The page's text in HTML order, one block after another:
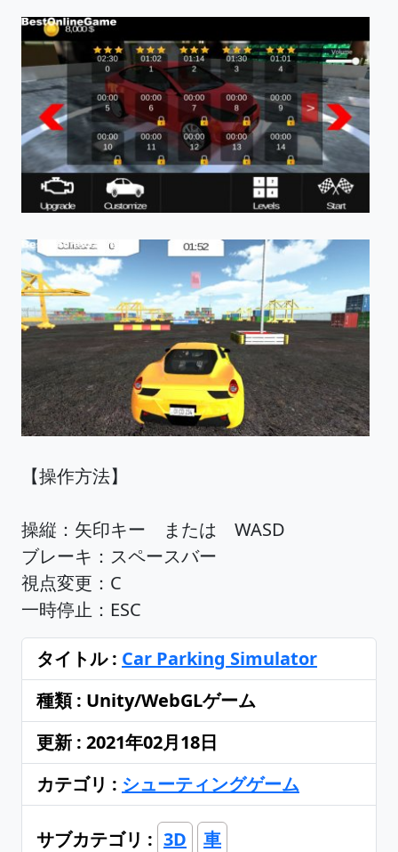
【操作方法】
操縦：矢印キー または WASD
ブレーキ：スペースバー
視点変更：C
一時停止：ESC
タイトル : Car Parking Simulator
種類 : Unity/WebGLゲーム
更新 : 2021年02月18日
カテゴリ : シューティングゲーム
サブカテゴリ : 3D 車